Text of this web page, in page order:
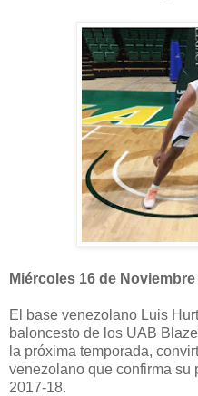
Miércoles 16 de Noviembre
El base venezolano Luis
baloncesto de los UAB
la próxima temporada,
venezolano que confirma
2017-18.